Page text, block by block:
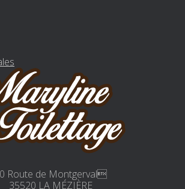
Route de Montgerval
35520 LA MÉZIÈRE